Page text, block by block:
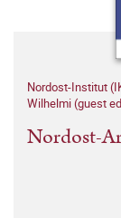
Nordost-Institut
Wilhelmi (guest
Nordost-